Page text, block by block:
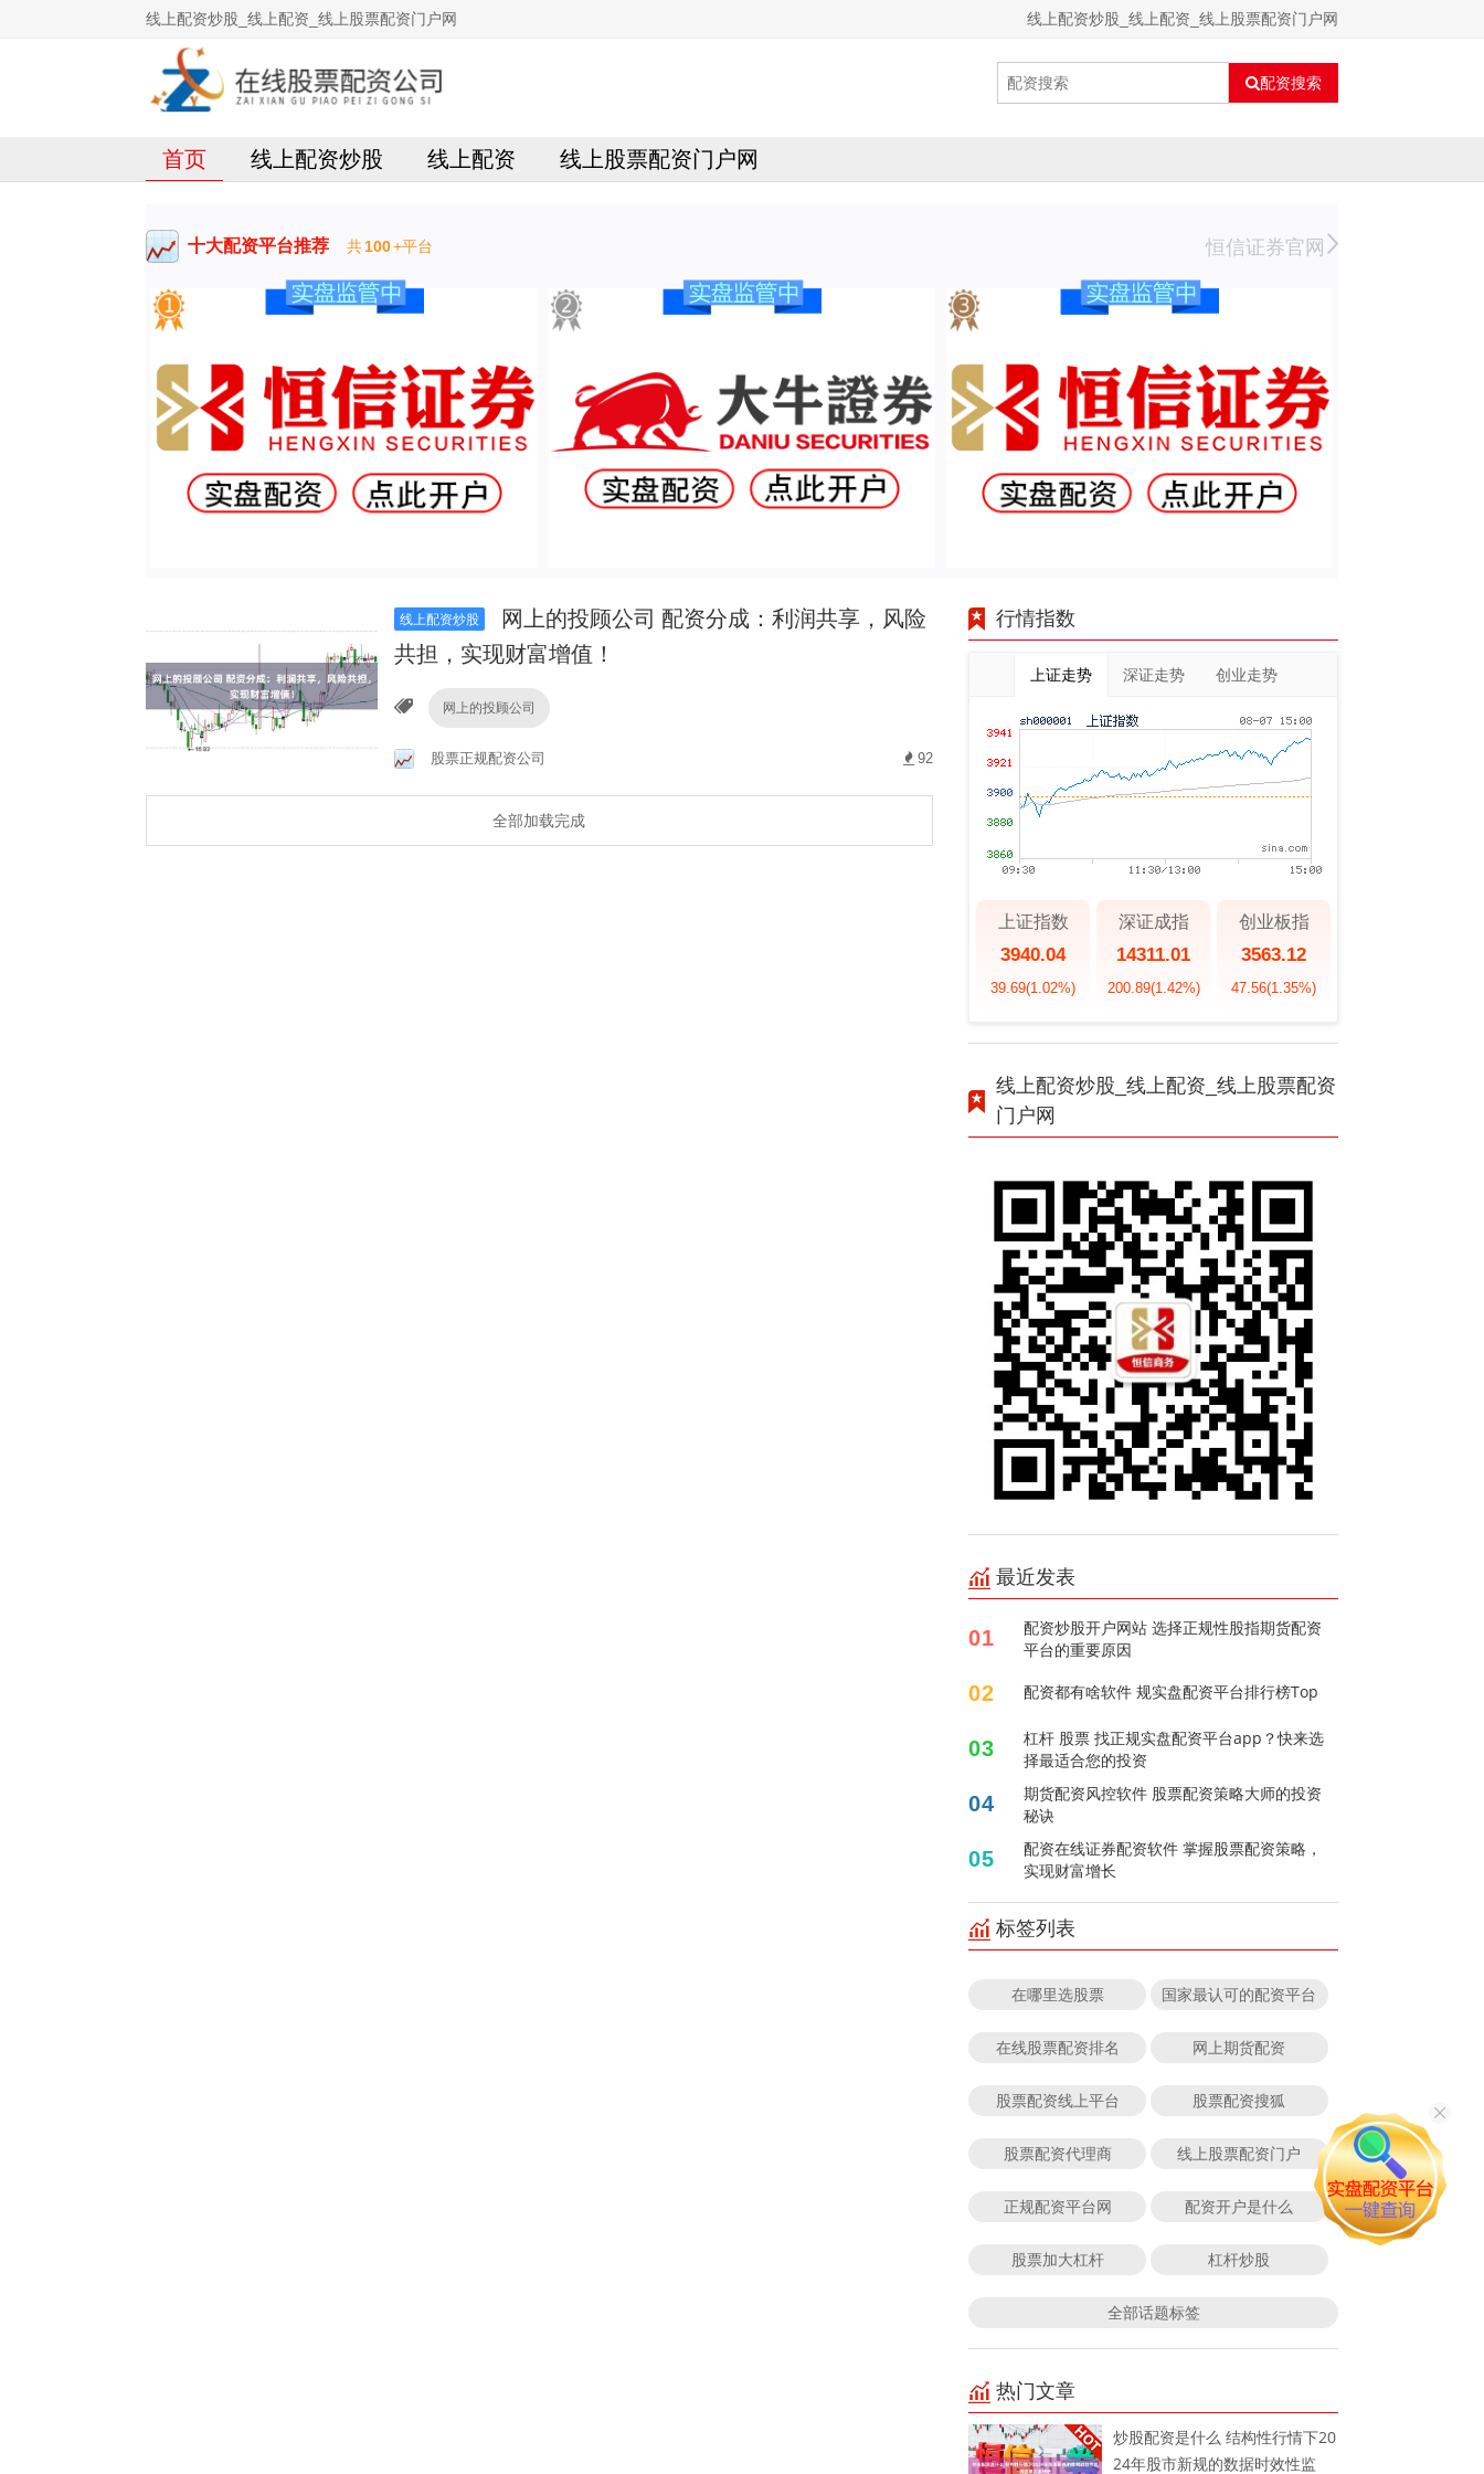
线上配资炒股_线上配资_线上股票配资门户网 线上配资炒股_线上配资_线上股票配资门户网
配资搜索
首页 线上配资炒股 线上配资 线上股票配资门户网
十大配资平台推荐 共100+平台 恒信证券官网
线上配资炒股
网上的投顾公司 配资分成：利润共享，风险
共担，实现财富增值！
网上的投顾公司
股票正规配资公司 92
全部加载完成
行情指数
上证走势 深证走势 创业走势
上证指数
3940.04
39.69(1.02%)
深证成指
14311.01
200.89(1.42%)
创业板指
3563.12
47.56(1.35%)
线上配资炒股_线上配资_线上股票配资
门户网
最近发表
01
配资炒股开户网站 选择正规性股指期货配资
平台的重要原因
02 配资都有啥软件 规实盘配资平台排行榜Top
03
杠杆 股票 找正规实盘配资平台app？快来选
择最适合您的投资
04
期货配资风控软件 股票配资策略大师的投资
秘诀
05
配资在线证券配资软件 掌握股票配资策略，
实现财富增长
标签列表
在哪里选股票 国家最认可的配资平台
在线股票配资排名 网上期货配资
股票配资线上平台 股票配资搜狐
股票配资代理商 线上股票配资门户
正规配资平台网 配资开户是什么
股票加大杠杆 杠杆炒股
全部话题标签
热门文章
炒股配资是什么 结构性行情下20
24年股市新规的数据时效性监